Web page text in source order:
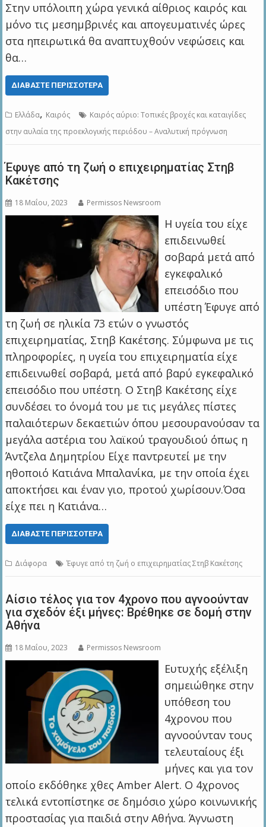
Στην υπόλοιπη χώρα γενικά αίθριος καιρός και
μόνο τις μεσημβρινές και απογευματινές ώρες
στα ηπειρωτικά θα αναπτυχθούν νεφώσεις και
θα…
ΔΙΑΒΆΣΤΕ ΠΕΡΙΣΣΌΤΕΡΑ
Ελλάδα, Καιρός
Καιρός αύριο: Τοπικές βροχές και καταιγίδες
στην αυλαία της προεκλογικής περιόδου – Αναλυτική πρόγνωση
Έφυγε από τη ζωή ο επιχειρηματίας Στηβ
Κακέτσης
18 Μαΐου, 2023 Permissos Newsroom
Η υγεία του είχε
επιδεινωθεί
σοβαρά μετά από
εγκεφαλικό
επεισόδιο που
υπέστη Έφυγε από
τη ζωή σε ηλικία 73 ετών ο γνωστός
επιχειρηματίας, Στηβ Κακέτσης. Σύμφωνα με τις
πληροφορίες, η υγεία του επιχειρηματία είχε
επιδεινωθεί σοβαρά, μετά από βαρύ εγκεφαλικό
επεισόδιο που υπέστη. Ο Στηβ Κακέτσης είχε
συνδέσει το όνομά του με τις μεγάλες πίστες
παλαιότερων δεκαετιών όπου μεσουρανούσαν τα
μεγάλα αστέρια του λαϊκού τραγουδιού όπως η
Άντζελα Δημητρίου Είχε παντρευτεί με την
ηθοποιό Κατιάνα Μπαλανίκα, με την οποία έχει
αποκτήσει και έναν γιο, προτού χωρίσουν.Όσα
είχε πει η Κατιάνα…
ΔΙΑΒΆΣΤΕ ΠΕΡΙΣΣΌΤΕΡΑ
Διάφορα Έφυγε από τη ζωή ο επιχειρηματίας Στηβ Κακέτσης
Αίσιο τέλος για τον 4χρονο που αγνοούνταν
για σχεδόν έξι μήνες: Βρέθηκε σε δομή στην
Αθήνα
18 Μαΐου, 2023 Permissos Newsroom
Ευτυχής εξέλιξη
σημειώθηκε στην
υπόθεση του
4χρονου που
αγνοούνταν τους
τελευταίους έξι
μήνες και για τον
οποίο εκδόθηκε χθες Amber Alert. O 4χρονος
τελικά εντοπίστηκε σε δημόσιο χώρο κοινωνικής
προστασίας για παιδιά στην Αθήνα. Άγνωστη